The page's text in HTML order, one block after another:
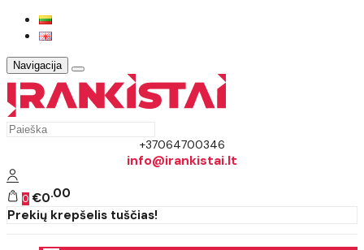
Navigacija
+37064700346
info@irankistai.lt
0 €0 00
Prekių krepšelis tuščias!